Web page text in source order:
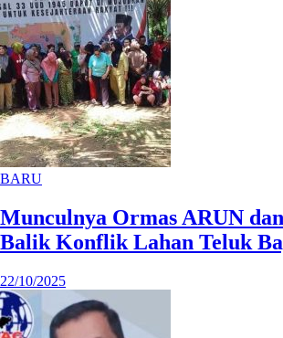
BARU
Munculnya Ormas ARUN
Balik Konflik Lahan Teluk
22/10/2025